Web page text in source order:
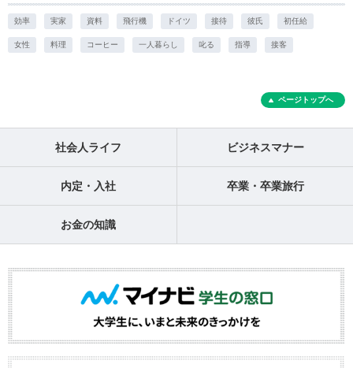
効率 実家 資料 飛行機 ドイツ 接待 彼氏 初任給
女性 料理 コーヒー 一人暮らし 叱る 指導 接客
ページトップへ
社会人ライフ ビジネスマナー
内定・入社 卒業・卒業旅行
お金の知識